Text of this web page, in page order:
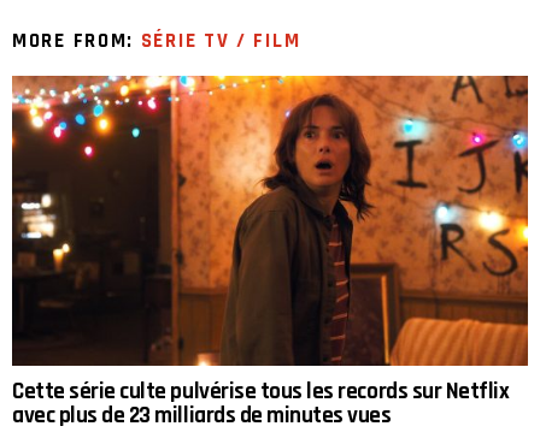
MORE FROM: SÉRIE TV / FILM
Cette série culte pulvérise tous les records sur Netflix
avec plus de 23 milliards de minutes vues